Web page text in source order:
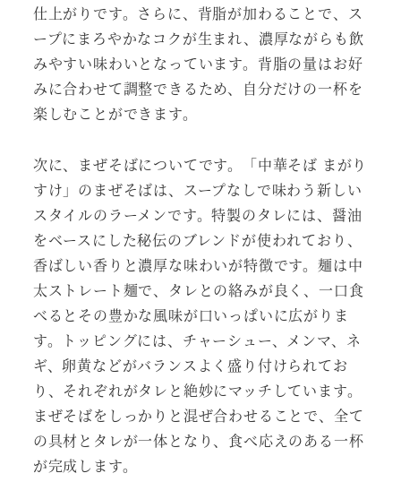
仕上がりです。さらに、背脂が加わることで、ス
ープにまろやかなコクが生まれ、濃厚ながらも飲
みやすい味わいとなっています。背脂の量はお好
みに合わせて調整できるため、自分だけの一杯を
楽しむことができます。
次に、まぜそばについてです。「中華そば まがり
すけ」のまぜそばは、スープなしで味わう新しい
スタイルのラーメンです。特製のタレには、醤油
をベースにした秘伝のブレンドが使われており、
香ばしい香りと濃厚な味わいが特徴です。麺は中
太ストレート麺で、タレとの絡みが良く、一口食
べるとその豊かな風味が口いっぱいに広がりま
す。トッピングには、チャーシュー、メンマ、ネ
ギ、卵黄などがバランスよく盛り付けられてお
り、それぞれがタレと絶妙にマッチしています。
まぜそばをしっかりと混ぜ合わせることで、全て
の具材とタレが一体となり、食べ応えのある一杯
が完成します。